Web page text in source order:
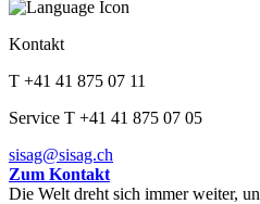
Kontakt
T +41 41 875 07 11
Service T +41 41 875 07 05
sisag@sisag.ch
Zum Kontakt
Die Welt dreht sich immer weiter,